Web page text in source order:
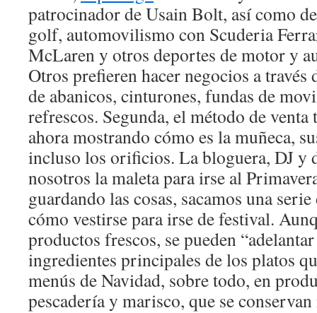
patrocinador de Usain Bolt, así como
golf, automovilismo con Scuderia
McLaren y otros deportes de motor y
Otros prefieren hacer negocios a través
de abanicos, cinturones, fundas de
refrescos. Segunda, el método de
ahora mostrando cómo es la muñeca,
incluso los orificios. La bloguera, DJ y
nosotros la maleta para irse al
guardando las cosas, sacamos una
cómo vestirse para irse de festival.
productos frescos, se pueden
ingredientes principales de los platos
menús de Navidad, sobre todo, en
pescadería y marisco, que se